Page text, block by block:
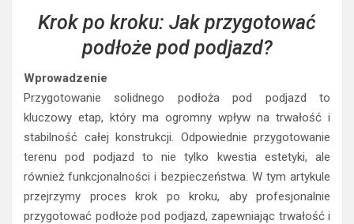
Krok po kroku: Jak przygotować
podłoże pod podjazd?
Wprowadzenie
Przygotowanie solidnego podłoża pod podjazd to
kluczowy etap, który ma ogromny wpływ na trwałość i
stabilność całej konstrukcji. Odpowiednie przygotowanie
terenu pod podjazd to nie tylko kwestia estetyki, ale
również funkcjonalności i bezpieczeństwa. W tym artykule
przejrzymy proces krok po kroku, aby profesjonalnie
przygotować podłoże pod podjazd, zapewniając trwałość i